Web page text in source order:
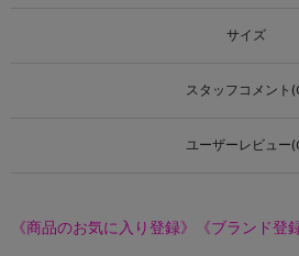
サイズ
スタッフコメント
ユーザーレビュー
《商品のお気に入り登録》《ブランド登